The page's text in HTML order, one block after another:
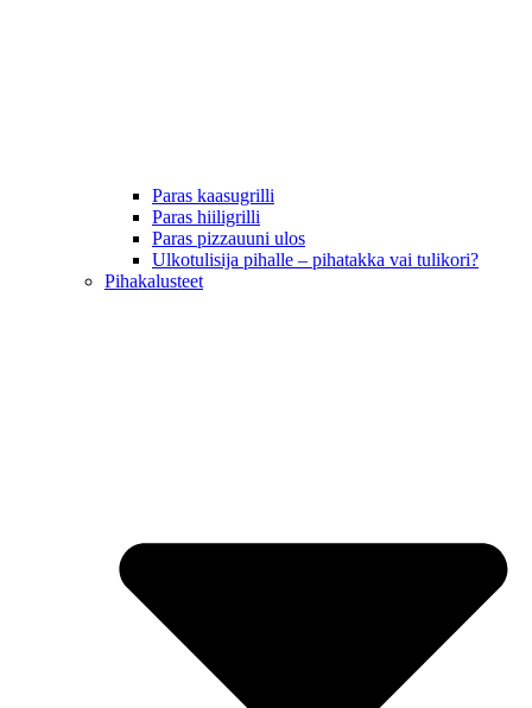
Paras kaasugrilli
Paras hiiligrilli
Paras pizzauuni ulos
Ulkotulisija pihalle – pihatakka vai tulikori?
Pihakalusteet